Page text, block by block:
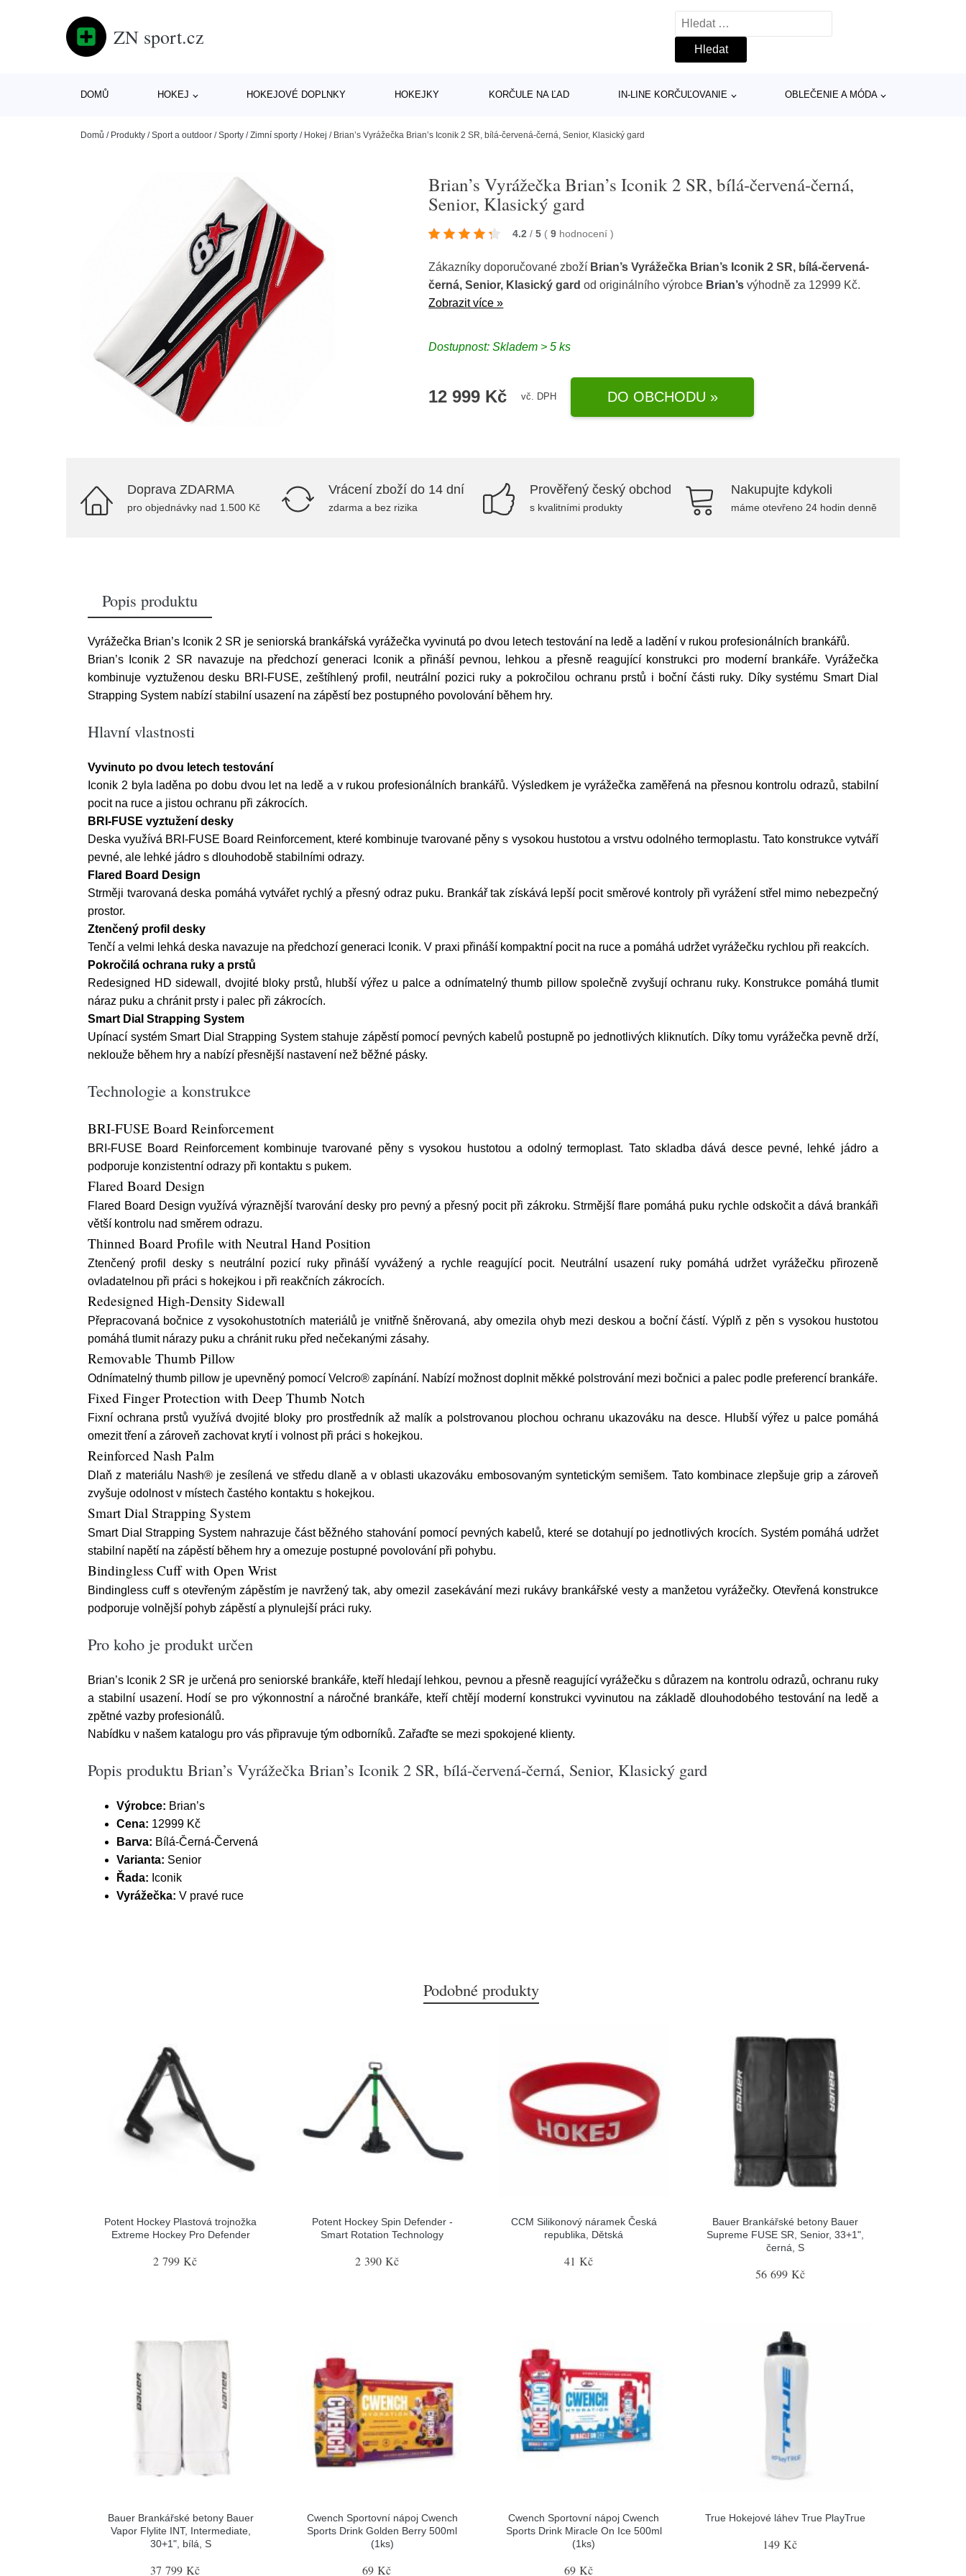
ZN sport.cz
Vyhledávání
DOMŮ HOKEJ HOKEJOVÉ DOPLNKY HOKEJKY KORČULE NA ĽAD IN-LINE KORČUĽOVANIE OBLEČENIE A MÓDA
Domů / Produkty /Sport a outdoor /Sporty /Zimní sporty / Hokej / Brian’s Vyrážečka Brian’s Iconik 2 SR, bílá-červená-černá, Senior, Klasický gard
Brian’s Vyrážečka Brian’s Iconik 2 SR, bílá-červená-černá,
Senior, Klasický gard
4.2 / 5 ( 9 hodnocení)
Zákazníky doporučované zboží Brian’s Vyrážečka Brian’s Iconik 2 SR, bílá-červená-
černá, Senior, Klasický gard od originálního výrobce Brian’s výhodně za 12999 Kč.
Zobrazit více »
Dostupnost: Skladem > 5 ks
12 999 Kč vč. DPH DO OBCHODU »
Doprava ZDARMA
pro objednávky nad 1.500 Kč
Vrácení zboží do 14 dní
zdarma a bez rizika
Prověřený český obchod
s kvalitními produkty
Nakupujte kdykoli
máme otevřeno 24 hodin denně
Popis produktu
Vyrážečka Brian’s Iconik 2 SR je seniorská brankářská vyrážečka vyvinutá po dvou letech testování na ledě a ladění v rukou profesionálních brankářů.
Brian’s Iconik 2 SR navazuje na předchozí generaci Iconik a přináší pevnou, lehkou a přesně reagující konstrukci pro moderní brankáře. Vyrážečka
kombinuje vyztuženou desku BRI-FUSE, zeštíhlený profil, neutrální pozici ruky a pokročilou ochranu prstů i boční části ruky. Díky systému Smart Dial
Strapping System nabízí stabilní usazení na zápěstí bez postupného povolování během hry.
Hlavní vlastnosti
Vyvinuto po dvou letech testování
Iconik 2 byla laděna po dobu dvou let na ledě a v rukou profesionálních brankářů. Výsledkem je vyrážečka zaměřená na přesnou kontrolu odrazů, stabilní
pocit na ruce a jistou ochranu při zákrocích.
BRI-FUSE vyztužení desky
Deska využívá BRI-FUSE Board Reinforcement, které kombinuje tvarované pěny s vysokou hustotou a vrstvu odolného termoplastu. Tato konstrukce vytváří
pevné, ale lehké jádro s dlouhodobě stabilními odrazy.
Flared Board Design
Strměji tvarovaná deska pomáhá vytvářet rychlý a přesný odraz puku. Brankář tak získává lepší pocit směrové kontroly při vyrážení střel mimo nebezpečný
prostor.
Ztenčený profil desky
Tenčí a velmi lehká deska navazuje na předchozí generaci Iconik. V praxi přináší kompaktní pocit na ruce a pomáhá udržet vyrážečku rychlou při reakcích.
Pokročilá ochrana ruky a prstů
Redesigned HD sidewall, dvojité bloky prstů, hlubší výřez u palce a odnímatelný thumb pillow společně zvyšují ochranu ruky. Konstrukce pomáhá tlumit
náraz puku a chránit prsty i palec při zákrocích.
Smart Dial Strapping System
Upínací systém Smart Dial Strapping System stahuje zápěstí pomocí pevných kabelů postupně po jednotlivých kliknutích. Díky tomu vyrážečka pevně drží,
neklouže během hry a nabízí přesnější nastavení než běžné pásky.
Technologie a konstrukce
BRI-FUSE Board Reinforcement
BRI-FUSE Board Reinforcement kombinuje tvarované pěny s vysokou hustotou a odolný termoplast. Tato skladba dává desce pevné, lehké jádro a
podporuje konzistentní odrazy při kontaktu s pukem.
Flared Board Design
Flared Board Design využívá výraznější tvarování desky pro pevný a přesný pocit při zákroku. Strmější flare pomáhá puku rychle odskočit a dává brankáři
větší kontrolu nad směrem odrazu.
Thinned Board Profile with Neutral Hand Position
Ztenčený profil desky s neutrální pozicí ruky přináší vyvážený a rychle reagující pocit. Neutrální usazení ruky pomáhá udržet vyrážečku přirozeně
ovladatelnou při práci s hokejkou i při reakčních zákrocích.
Redesigned High-Density Sidewall
Přepracovaná bočnice z vysokohustotních materiálů je vnitřně šněrovaná, aby omezila ohyb mezi deskou a boční částí. Výplň z pěn s vysokou hustotou
pomáhá tlumit nárazy puku a chránit ruku před nečekanými zásahy.
Removable Thumb Pillow
Odnímatelný thumb pillow je upevněný pomocí Velcro® zapínání. Nabízí možnost doplnit měkké polstrování mezi bočnici a palec podle preferencí brankáře.
Fixed Finger Protection with Deep Thumb Notch
Fixní ochrana prstů využívá dvojité bloky pro prostředník až malík a polstrovanou plochou ochranu ukazováku na desce. Hlubší výřez u palce pomáhá
omezit tření a zároveň zachovat krytí i volnost při práci s hokejkou.
Reinforced Nash Palm
Dlaň z materiálu Nash® je zesílená ve středu dlaně a v oblasti ukazováku embosovaným syntetickým semišem. Tato kombinace zlepšuje grip a zároveň
zvyšuje odolnost v místech častého kontaktu s hokejkou.
Smart Dial Strapping System
Smart Dial Strapping System nahrazuje část běžného stahování pomocí pevných kabelů, které se dotahují po jednotlivých krocích. Systém pomáhá udržet
stabilní napětí na zápěstí během hry a omezuje postupné povolování při pohybu.
Bindingless Cuff with Open Wrist
Bindingless cuff s otevřeným zápěstím je navržený tak, aby omezil zasekávání mezi rukávy brankářské vesty a manžetou vyrážečky. Otevřená konstrukce
podporuje volnější pohyb zápěstí a plynulejší práci ruky.
Pro koho je produkt určen
Brian’s Iconik 2 SR je určená pro seniorské brankáře, kteří hledají lehkou, pevnou a přesně reagující vyrážečku s důrazem na kontrolu odrazů, ochranu ruky
a stabilní usazení. Hodí se pro výkonnostní a náročné brankáře, kteří chtějí moderní konstrukci vyvinutou na základě dlouhodobého testování na ledě a
zpětné vazby profesionálů.
Nabídku v našem katalogu pro vás připravuje tým odborníků. Zařaďte se mezi spokojené klienty.
Popis produktu Brian’s Vyrážečka Brian’s Iconik 2 SR, bílá-červená-černá, Senior, Klasický gard
Výrobce: Brian’s
Cena: 12999 Kč
Barva: Bílá-Černá-Červená
Varianta: Senior
Řada: Iconik
Vyrážečka: V pravé ruce
Podobné produkty
Potent Hockey Plastová trojnožka
Extreme Hockey Pro Defender
2 799 Kč
Potent Hockey Spin Defender -
Smart Rotation Technology
2 390 Kč
CCM Silikonový náramek Česká
republika, Dětská
41 Kč
Bauer Brankářské betony Bauer
Supreme FUSE SR, Senior, 33+1",
černá, S
56 699 Kč
Bauer Brankářské betony Bauer
Vapor Flylite INT, Intermediate,
30+1", bílá, S
37 799 Kč
Cwench Sportovní nápoj Cwench
Sports Drink Golden Berry 500ml
(1ks)
69 Kč
Cwench Sportovní nápoj Cwench
Sports Drink Miracle On Ice 500ml
(1ks)
69 Kč
True Hokejové láhev True PlayTrue
149 Kč